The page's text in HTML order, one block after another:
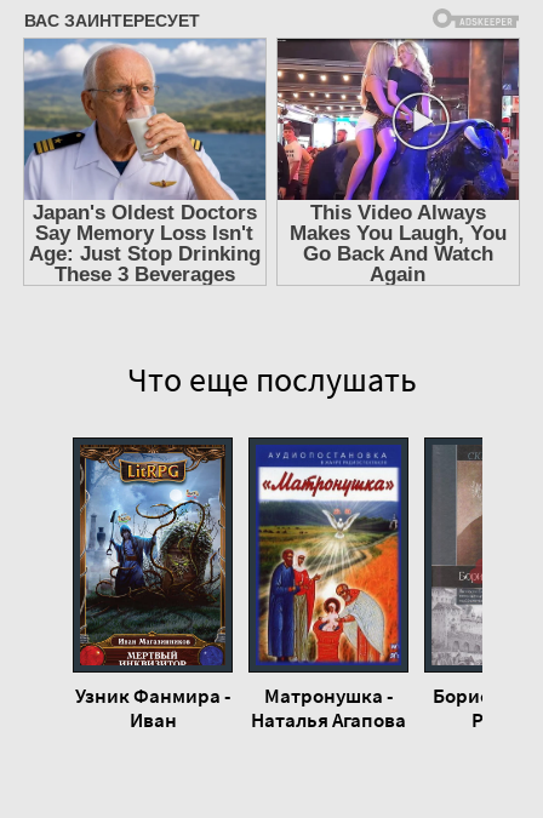
Узник. фр.09
Узник. фр.10
Узник. фр.11
Узник. фр.12
Узник. фр.13
Узник. фр.14
Узник. фр.15
Что еще послушать
Узник Фанмира -
Иван
Матронушка -
Наталья Агапова
Борис
Руслан